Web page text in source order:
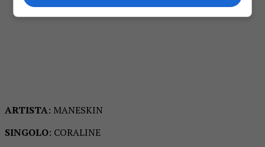
ARTISTA: MANESKIN
SINGOLO: CORALINE